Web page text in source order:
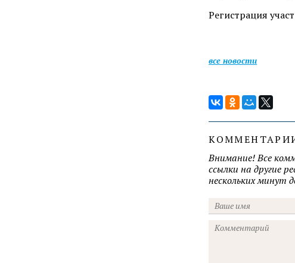
Регистрация
все новости
Внимание! Все
ссылки на другие
нескольких минут